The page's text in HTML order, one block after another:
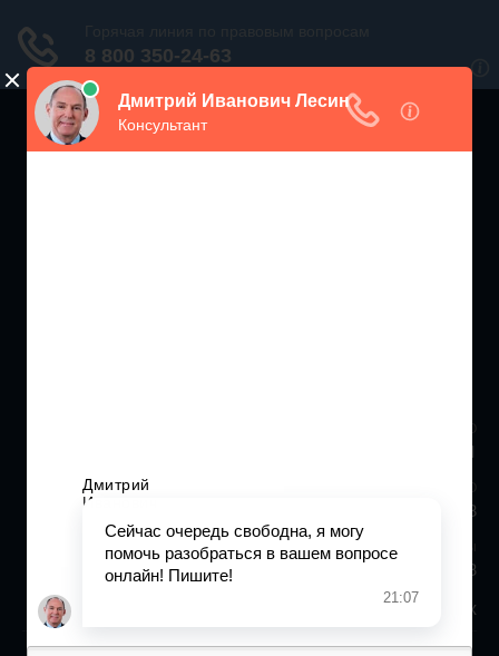
Москва и МО
+7 (499) 938-86-71
Санкт-Петербург и ЛО
+7 (812) 467-34-68
8 800 350 24 63
Заявки принимаются круглосуточно, без выходных